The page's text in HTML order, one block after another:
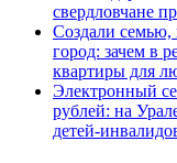
свердловчане
Создали семью,
город: зачем в
квартиры для
Электронный
рублей: на
детей-